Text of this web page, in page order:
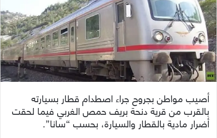
أصيب مواطن بجروح جراء اصطدام قطار بسيارته
بالقرب من قرية دنحة بريف حمص الغربي فيما لحقت
أضرار مادية بالقطار والسيارة، بحسب “سانا”.